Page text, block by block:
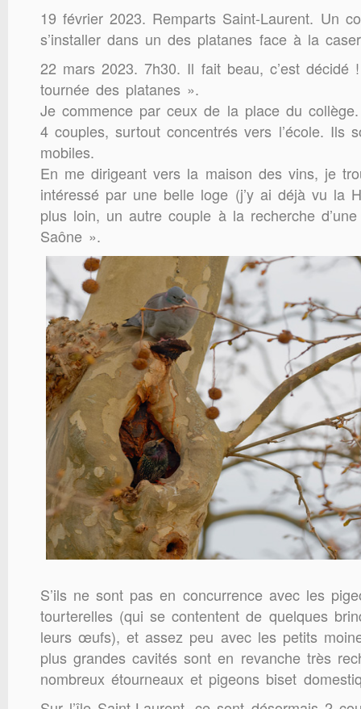
19 février 2023. Remparts Saint-Laurent. Un
s’installer dans un des platanes face à la
22 mars 2023. 7h30. Il fait beau, c’est
tournée des platanes ».
Je commence par ceux de la place du
4 couples, surtout concentrés vers l’école. Ils
mobiles.
En me dirigeant vers la maison des vins, je
intéressé par une belle loge (j’y ai déjà vu la
plus loin, un autre couple à la recherche
Saône ».
S’ils ne sont pas en concurrence avec les
tourterelles (qui se contentent de quelques
leurs œufs), et assez peu avec les petits
plus grandes cavités sont en revanche très
nombreux étourneaux et pigeons biset